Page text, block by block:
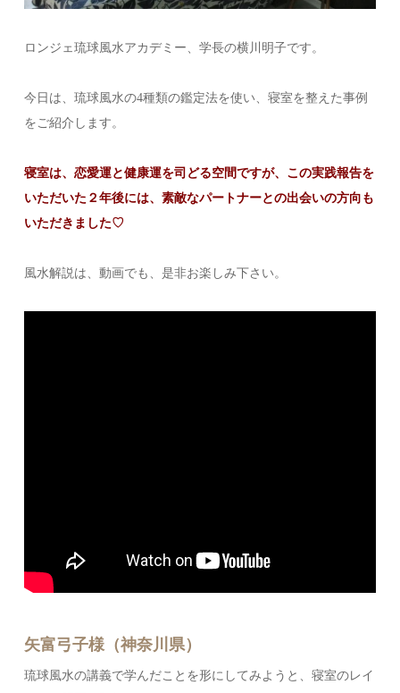
ロンジェ琉球風水アカデミー、学長の横川明子です。
今日は、琉球風水の4種類の鑑定法を使い、寝室を整えた事例
をご紹介します。
寝室は、恋愛運と健康運を司どる空間ですが、この実践報告を
いただいた２年後には、素敵なパートナーとの出会いの方向も
いただきました♡
風水解説は、動画でも、是非お楽しみ下さい。
矢富弓子様（神奈川県）
琉球風水の講義で学んだことを形にしてみようと、寝室のレイ